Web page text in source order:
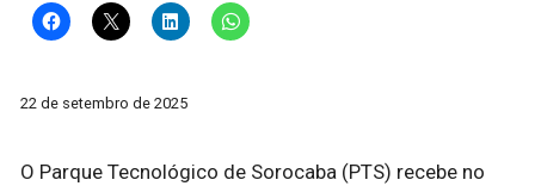
22 de setembro de 2025
O Parque Tecnológico de Sorocaba (PTS) recebe no